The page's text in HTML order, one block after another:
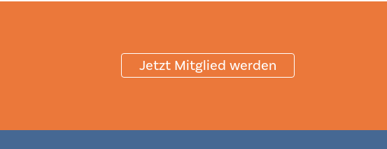
Jetzt Mitglied werden